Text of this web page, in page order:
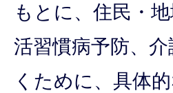
もとに、住民・
活習慣病予防、
くために、具体